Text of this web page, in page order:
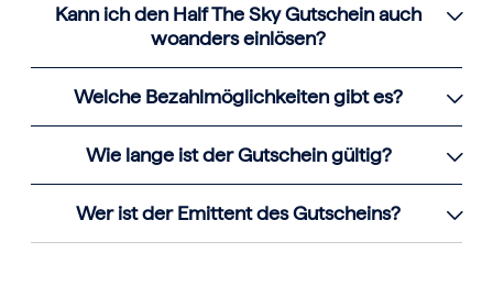
Kann ich den Half The Sky Gutschein auch
woanders einlösen?
Welche Bezahlmöglichkeiten gibt es?
Wie lange ist der Gutschein gültig?
Wer ist der Emittent des Gutscheins?